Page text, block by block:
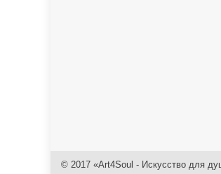
© 2017 «Art4Soul - Искусство для